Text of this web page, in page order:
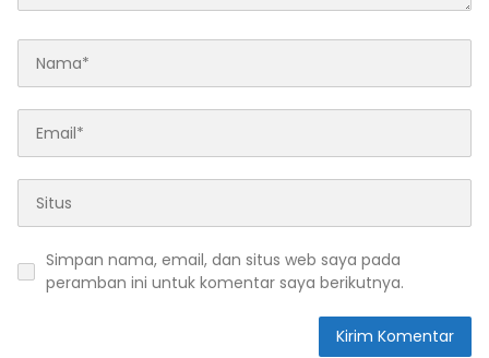
Simpan nama, email, dan situs web saya pada
peramban ini untuk komentar saya berikutnya.